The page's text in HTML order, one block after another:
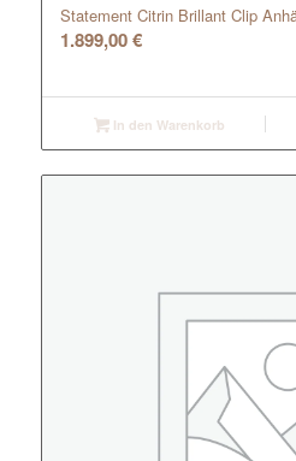
Statement Citrin Brillant Clip
1.899,00€
In den Warenkorb